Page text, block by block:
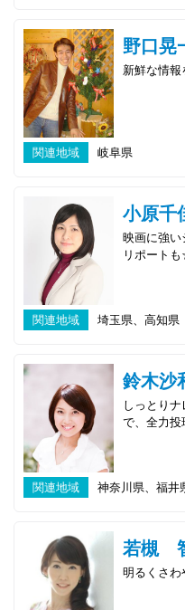
野口晃
新鮮な情
関連地域 岐阜県
小原千
映画に強い
リポート
関連地域 埼玉県、高知県
鈴木沙
しっとり
で、全力投
関連地域 神奈川県、福井
若槻
明るくさわ